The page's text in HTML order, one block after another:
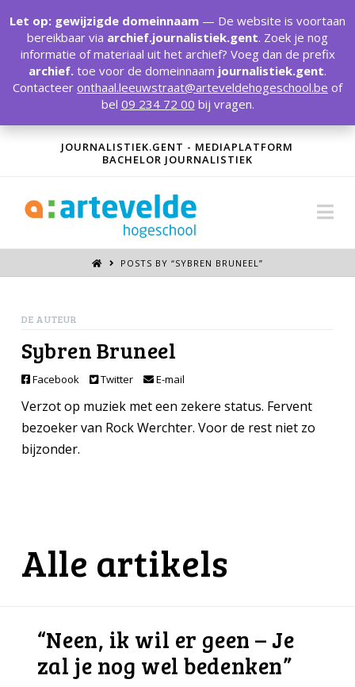
JOURNALISTIEK.GENT - MEDIAPLATFORM
BACHELOR JOURNALISTIEK
POSTS BY “SYBREN BRUNEEL ”
DE AUTEUR
Sybren Bruneel
Facebook Twitter E-mail
Verzot op muziek met een zekere status. Fervent
bezoeker van Rock Werchter. Voor de rest niet zo
bijzonder.
Alle artikels
“Neen, ik wil er geen – Je
zal je nog wel bedenken”
Let op: gewijzigde domeinnaam — De website is voortaan
bereikbaar via archief.journalistiek.gent. Zoek je nog
informatie of materiaal uit het archief? Voeg dan de prefix
archief. toe voor de domeinnaam journalistiek.gent.
Contacteer onthaal.leeuwstraat@arteveldehogeschool.be of
bel 09 234 72 00 bij vragen.